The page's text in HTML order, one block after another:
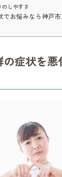
しやすさ
でお悩みなら神戸
症状を悪